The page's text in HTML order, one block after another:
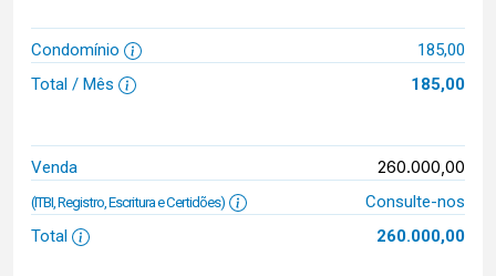
Condomínio
185,00
Total / Mês
185,00
Venda 260.000,00
(ITBI, Registro, Escritura e Certidões)
Consulte-nos
Total
260.000,00